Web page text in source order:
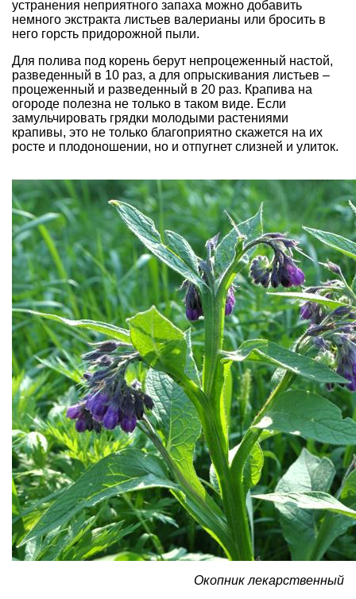
устранения неприятного запаха можно добавить
немного экстракта листьев валерианы или бросить в
него горсть придорожной пыли.
Для полива под корень берут непроцеженный настой,
разведенный в 10 раз, а для опрыскивания листьев –
процеженный и разведенный в 20 раз. Крапива на
огороде полезна не только в таком виде. Если
замульчировать грядки молодыми растениями
крапивы, это не только благоприятно скажется на их
росте и плодоношении, но и отпугнет слизней и улиток.
Окопник лекарственный